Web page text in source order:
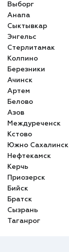
Выборг
Анапа
Сыктывкар
Энгельс
Стерлитамак
Колпино
Березники
Ачинск
Артем
Белово
Азов
Междуреченск
Кстово
Южно Сахалинск
Нефтекамск
Керчь
Приозерск
Бийск
Братск
Сызрань
Таганрог